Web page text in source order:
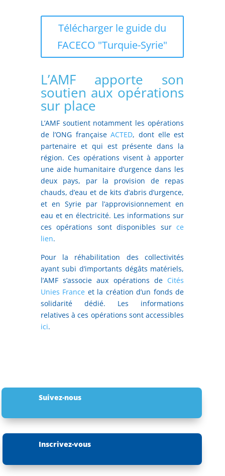
Télécharger le guide du
FACECO "Turquie-Syrie"
L’AMF apporte son
soutien aux opérations
sur place
L’AMF soutient notamment les opérations
de l’ONG françaiseACTED, dont elle est
partenaire et qui est présente dans la
région. Ces opérations visent à apporter
une aide humanitaire d’urgence dans les
deux pays, par la provision de repas
chauds, d’eau et de kits d’abris d’urgence,
et en Syrie par l’approvisionnement en
eau et en électricité. Les informations sur
ces opérations sont disponibles surce
lien.
Pour la réhabilitation des collectivités
ayant subi d’importants dégâts matériels,
l’AMF s’associe aux opérations de Cités
Unies France et la création d’un fonds de
solidarité dédié. Les informations
relatives à ces opérations sont accessibles
ici.
Suivez-nous
Inscrivez-vous